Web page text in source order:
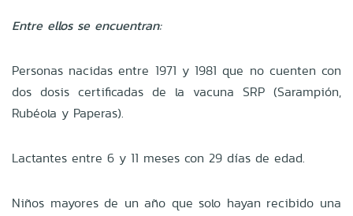
Entre ellos se encuentran:
Personas nacidas entre 1971 y 1981 que no cuenten con
dos dosis certificadas de la vacuna SRP (Sarampión,
Rubéola y Paperas).
Lactantes entre 6 y 11 meses con 29 días de edad.
Niños mayores de un año que solo hayan recibido una